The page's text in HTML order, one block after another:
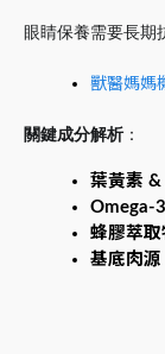
眼睛保養需要長期
獸醫媽媽
關鍵成分解析：
葉黃素 &
Omega-
蜂膠萃取
基底肉源